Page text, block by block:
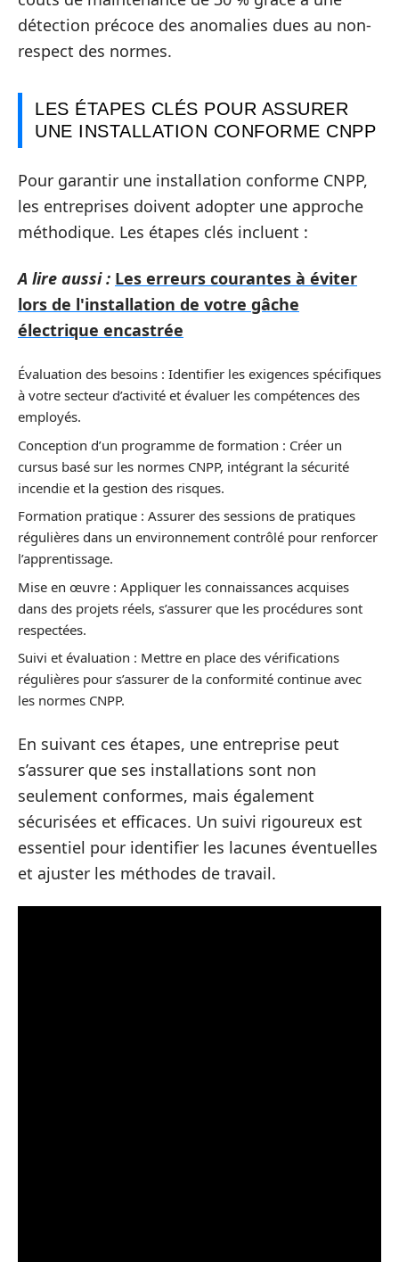
détection précoce des anomalies dues au non-
respect des normes.
LES ÉTAPES CLÉS POUR ASSURER
UNE INSTALLATION CONFORME CNPP
Pour garantir une installation conforme CNPP,
les entreprises doivent adopter une approche
méthodique. Les étapes clés incluent :
A lire aussi : Les erreurs courantes à éviter
lors de l'installation de votre gâche
électrique encastrée
Évaluation des besoins : Identifier les exigences spécifiques
à votre secteur d’activité et évaluer les compétences des
employés.
Conception d’un programme de formation : Créer un
cursus basé sur les normes CNPP, intégrant la sécurité
incendie et la gestion des risques.
Formation pratique : Assurer des sessions de pratiques
régulières dans un environnement contrôlé pour renforcer
l’apprentissage.
Mise en œuvre : Appliquer les connaissances acquises
dans des projets réels, s’assurer que les procédures sont
respectées.
Suivi et évaluation : Mettre en place des vérifications
régulières pour s’assurer de la conformité continue avec
les normes CNPP.
En suivant ces étapes, une entreprise peut
s’assurer que ses installations sont non
seulement conformes, mais également
sécurisées et efficaces. Un suivi rigoureux est
essentiel pour identifier les lacunes éventuelles
et ajuster les méthodes de travail.